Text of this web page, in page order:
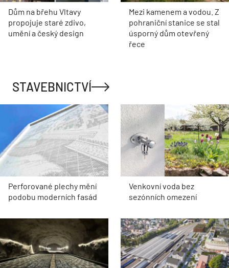
Dům na břehu Vltavy
propojuje staré zdivo,
umění a český design
Mezi kamenem a vodou. Z
pohraniční stanice se stal
úsporný dům otevřený
řece
STAVEBNICTVÍ
Perforované plechy mění
podobu moderních fasád
Venkovní voda bez
sezónních omezení